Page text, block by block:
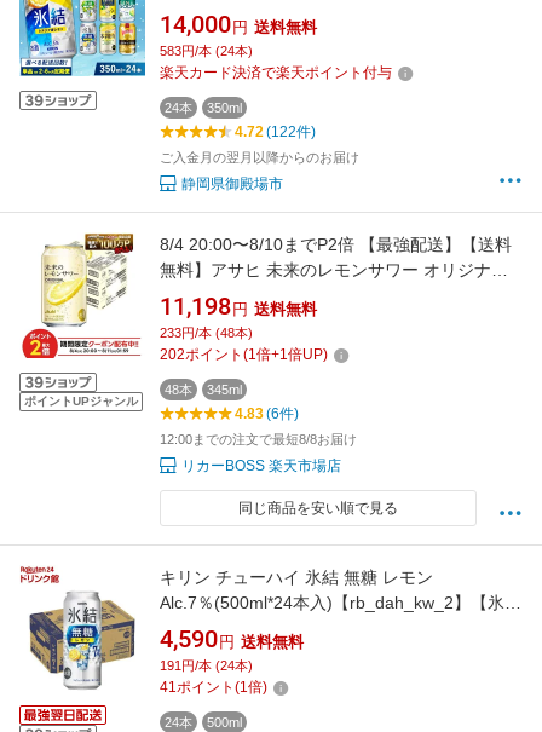
数 | 定期便 酎ハイ お酒 詰合わせ アソート 飲み
比べ 氷結 ストロング 無糖 本搾り 麒麟特製 レ
モン グレープフルーツ 御殿場 晩酌 家飲み 宅飲
14,000 円 送料無料
583円/本 (24本)
楽天カード決済で楽天ポイント付与
24本 350ml
4.72(122件)
ご入金月の翌月以降からのお届け
静岡県御殿場市
ポイントUPジャンル
8/4 20:00〜8/10までP2倍 【最強配送】【送料
無料】アサヒ 未来のレモンサワー オリジナル
レモンサワー 345ml×2ケース/48本
11,198 円 送料無料
233円/本 (48本)
202ポイント (1倍+1倍UP)
48本 345ml
4.83(6件)
12:00までの注文で最短8/8お届け
リカーBOSS 楽天市場店
同じ商品を安い順で見る
キリン チューハイ 氷結 無糖 レモン
Alc.7％(500ml*24本入)【rb_dah_kw_2】【氷
結】[レモンサワー]
4,590 円 送料無料
191円/本 (24本)
41ポイント (1倍)
24本 500ml